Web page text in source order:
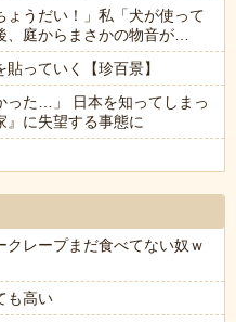
ょうだい！」私「犬が使って
、庭からまさかの物音が…
っていく【珍百景】
った…」 日本を知ってしまっ
』に失望する事態に
レープまだ食べてない奴ｗ
も高い